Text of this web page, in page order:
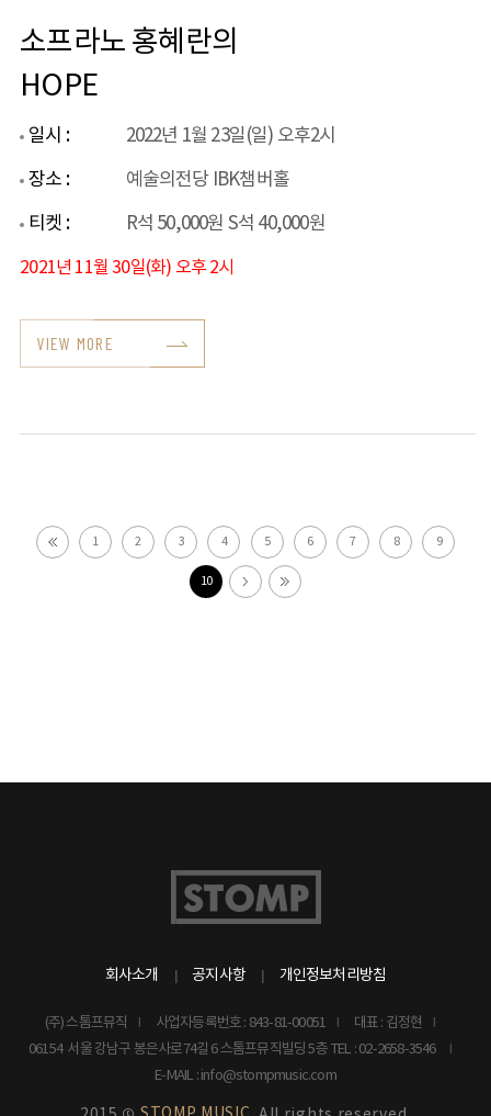
소프라노 홍혜란의
HOPE
일시 :
2022년 1월 23일(일) 오후2시
장소 :
예술의전당 IBK챔버홀
티켓 :
R석 50,000원 S석 40,000원
2021년 11월 30일(화) 오후 2시
VIEW MORE
1 2 3 4 5 6 7 8 9
10
회사소개 공지사항 개인정보처리방침
(주) 스톰프뮤직 사업자등록번호 : 843-81-00051
대표 : 김정현
06154 서울 강남구 봉은사로74길 6 스톰프뮤직빌딩 5층 TEL : 02-2658-3546
E-MAIL : info@stompmusic.com